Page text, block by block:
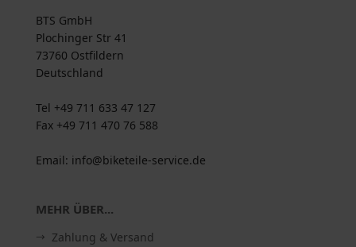
BTS GmbH
Plochinger Str 41
73760 Ostfildern
Deutschland
Tel +49 711 633 47 127
Fax +49 711 470 76 588
Email: info@biketeile-service.de
MEHR ÜBER...
Zahlung & Versand